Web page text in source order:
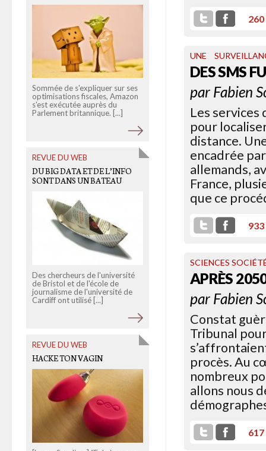
260
UNE
DES SMS
par Fabien
Les
pour
distance.
encadrée
allemands,
France,
que ce
933
SCIENCES
APRÈS
par Fabien
Constat
Tribunal
procès. Au
nombreux
allons nous
617
Sommée de s'expliquer sur ses
optimisations fiscales, Amazon
s'est exécutée auprès du
Parlement britannique. [...]
REVUE DU WEB
DU BIG DATA ET DE L’INFO
SONT DANS UN BATEAU
Des chercheurs de l'université
de Bristol et de l'école de
journalisme de l'université de
Cardiff ont utilisé [...]
REVUE DU WEB
HACKE TON VAGIN
OWNI dessine la carte et trace
françaises de matériel de
guerre. 2010 a été une [...]
OLD LINKS
COMMENT AREVA OCCUPE
NOTRE TEMPS DE CERVEAU
DISPONIBLE
Le groupe nucléaire français
dépense sans compter dans la
pub au cinéma et dans la
presse, et investit [...]